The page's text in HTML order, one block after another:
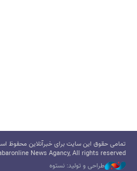
تمامی حقوق این سایت برای خبرآنلاین محفوظ
News Agancy, All rights reserved
طراحی و تولید: نستوه